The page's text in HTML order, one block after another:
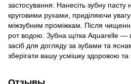
застосування: Нанесіть зубну пасту
круговими рухами, приділяючи
міжзубним проміжкам. Після
рот водою. Зубна щітка Aquarelle —
засіб для догляду за зубами та
зберігати вашу усмішку здоровою